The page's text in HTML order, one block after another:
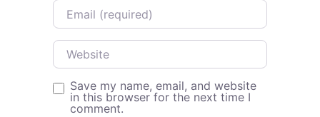
Email
Website
Save my name, email, and website
in this browser for the next time I
comment.